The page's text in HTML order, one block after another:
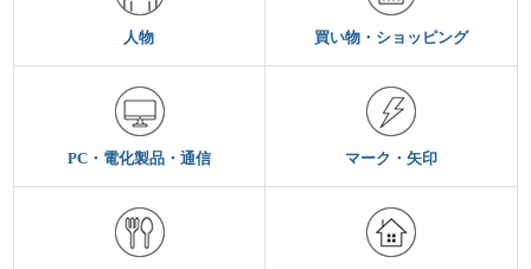
人物 買い物・ショッピング
PC・電化製品・通信 マーク・矢印